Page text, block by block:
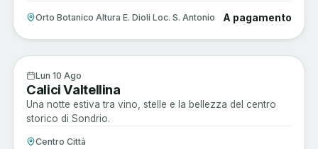
Orto Botanico Altura E. Dioli Loc. S. Antonio A pagamento
Enogastronomia
Lun 10 Ago
Calici Valtellina
Una notte estiva tra vino, stelle e la bellezza del centro
storico di Sondrio.
Centro Città